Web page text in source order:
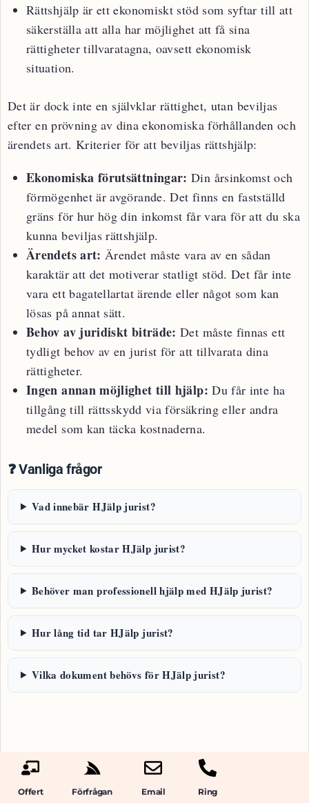
Rättshjälp är ett ekonomiskt stöd som syftar till att
säkerställa att alla har möjlighet att få sina
rättigheter tillvaratagna, oavsett ekonomisk
situation.
Det är dock inte en självklar rättighet, utan beviljas
efter en prövning av dina ekonomiska förhållanden och
ärendets art. Kriterier för att beviljas rättshjälp:
Ekonomiska förutsättningar: Din årsinkomst och
förmögenhet är avgörande. Det finns en fastställd
gräns för hur hög din inkomst får vara för att du ska
kunna beviljas rättshjälp.
Ärendets art: Ärendet måste vara av en sådan
karaktär att det motiverar statligt stöd. Det får inte
vara ett bagatellartat ärende eller något som kan
lösas på annat sätt.
Behov av juridiskt biträde: Det måste finnas ett
tydligt behov av en jurist för att tillvarata dina
rättigheter.
Ingen annan möjlighet till hjälp: Du får inte ha
tillgång till rättsskydd via försäkring eller andra
medel som kan täcka kostnaderna.
❓ Vanliga frågor
Vad innebär HJälp jurist?
Hur mycket kostar HJälp jurist?
Behöver man professionell hjälp med HJälp jurist?
Hur lång tid tar HJälp jurist?
Vilka dokument behövs för HJälp jurist?
Offert Förfrågan Email Ring